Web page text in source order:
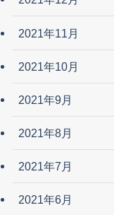
2021年11月
2021年10月
2021年9月
2021年8月
2021年7月
2021年6月